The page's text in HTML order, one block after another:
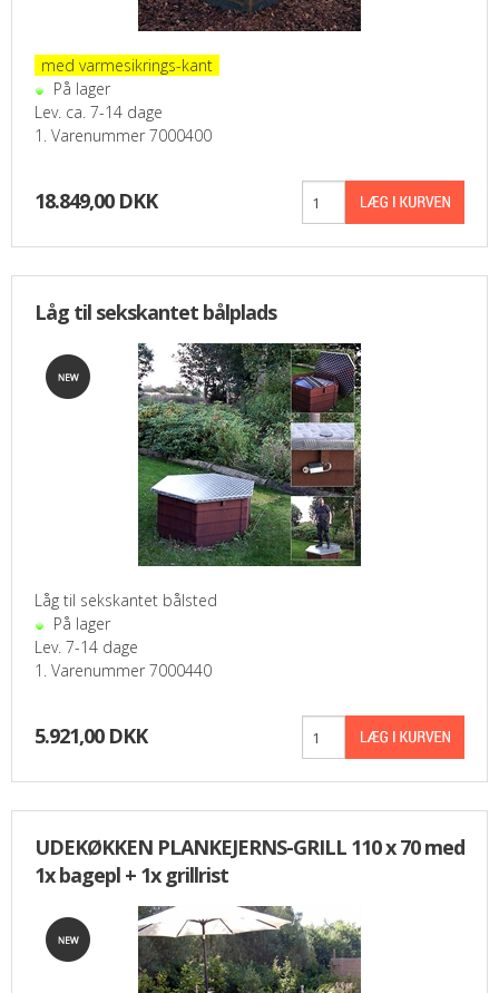
med varmesikrings-kant
På lager
Lev. ca. 7-14 dage
1. Varenummer 7000400
18.849,00 DKK
Låg til sekskantet bålplads
Låg til sekskantet bålsted
På lager
Lev. 7-14 dage
1. Varenummer 7000440
5.921,00 DKK
UDEKØKKEN PLANKEJERNS-GRILL 110 x 70 med
1x bagepl + 1x grillrist